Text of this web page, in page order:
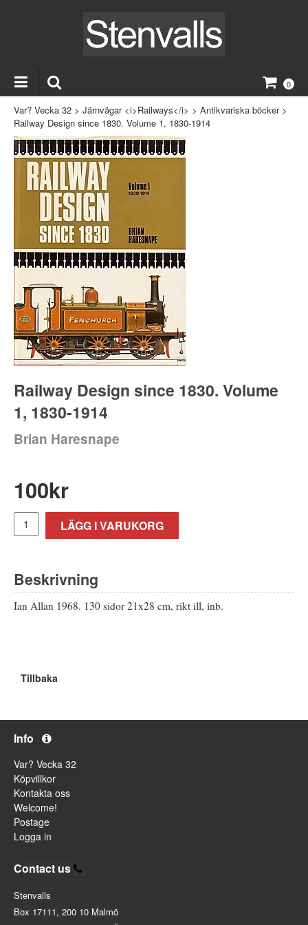
0
Var? Vecka 32 > Järnvägar <i>Railways</i> > Antikvariska böcker>
Railway Design since 1830. Volume 1, 1830-1914
Railway Design since 1830. Volume
1, 1830-1914
Brian Haresnape
100kr
LÄGG I VARUKORG
Beskrivning
Ian Allan 1968. 130 sidor 21x28 cm, rikt ill, inb.
Tillbaka
Info
Var? Vecka 32
Köpvillkor
Kontakta oss
Welcome!
Postage
Logga in
Contact us
Stenvalls
Box 17111, 200 10 Malmö